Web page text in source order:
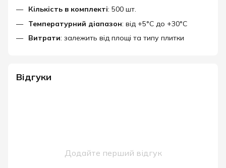
Кількість в комплекті: 500 шт.
Температурний діапазон: від +5°C до +30°C
Витрати: залежить від площі та типу плитки
Відгуки
Додайте перший відгук